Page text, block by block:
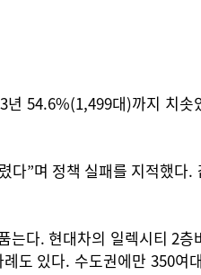
54.6%(1,499대)까지 치솟
”며 정책 실패를 지적했다
는다. 현대차의 일렉시티 2
도 있다. 수도권에만 350여